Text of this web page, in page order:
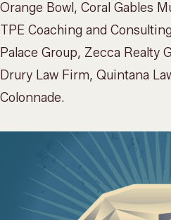
Orange Bowl, Coral Gables
TPE Coaching and
Palace Group, Zecca Realty
Drury Law Firm, Quintana
Colonnade.